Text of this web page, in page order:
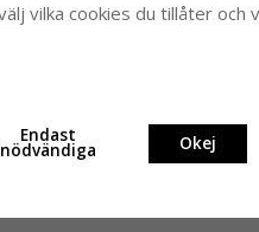
vilka cookies du tillåter och
Endast
nödvändiga Okej